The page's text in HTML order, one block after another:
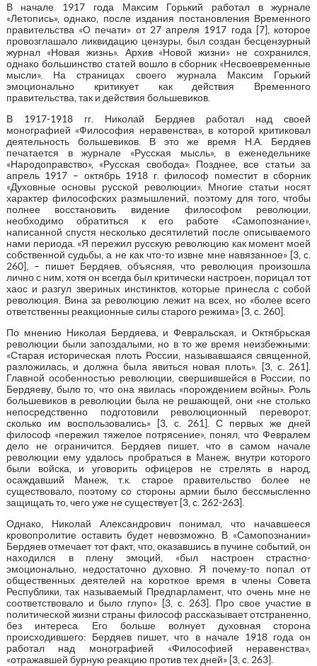
В начале 1917 года Максим Горький работал в журнале
«Летопись», однако, после издания постановления Временного
правительства «О печати» от 27 апреля 1917 года [7], которое
провозглашало ликвидацию цензуры, был создан бесцензурный
журнал «Новая жизнь». Архив «Новой жизни» не сохранился,
однако большинство статей вошло в сборник «Несвоевременные
мысли». На страницах своего журнала Максим Горький
эмоционально критикует как действия Временного
правительства, так и действия большевиков.
В 1917-1918 гг. Николай Бердяев работал над своей
монографией «Философия неравенства», в которой критиковал
деятельность большевиков. В это же время Н.А. Бердяев
печатается в журнале «Русская мысль», в еженедельнике
«Народоправство», «Русская свобода». Позднее, все статьи за
апрель 1917 – октябрь 1918 г. философ поместит в сборник
«Духовные основы русской революции». Многие статьи носят
характер философских размышлений, поэтому для того, чтобы
полнее восстановить видение философом революции,
необходимо обратиться к его работе «Самопознание»,
написанной спустя несколько десятилетий после описываемого
нами периода. «Я пережил русскую революцию как момент моей
собственной судьбы, а не как что-то извне мне навязанное» [3, c.
260], – пишет Бердяев, объясняя, что революция произошла
лично с ним, хотя он всегда был критически настроен, порицал тот
хаос и разгул звериных инстинктов, которые принесла с собой
революция. Вина за революцию лежит на всех, но «более всего
ответственны реакционные силы старого режима» [3, c. 260].
По мнению Николая Бердяева, и Февральская, и Октябрьская
революции были запоздалыми, но в то же время неизбежными:
«Старая историческая плоть России, называвшаяся священной,
разложилась, и должна была явиться новая плоть». [3, c. 261].
Главной особенностью революции, свершившейся в России, по
Бердяеву, было то, что она явилась «порождением войны». Роль
большевиков в революции была не решающей, они «не столько
непосредственно подготовили революционный переворот,
сколько им воспользовались» [3, c. 261]. С первых же дней
философ «пережил тяжелое потрясение», понял, что Февралем
дело не ограничится. Бердяев пишет, что в самом начале
революции ему удалось пробраться в Манеж, внутри которого
были войска, и уговорить офицеров не стрелять в народ,
осаждавший Манеж, т.к. старое правительство более не
существовало, поэтому со стороны армии было бессмысленно
защищать то, чего уже не существует [3, c. 262-263].
Однако, Николай Александрович понимал, что начавшееся
кровопролитие оставить будет невозможно. В «Самопознании»
Бердяев отмечает тот факт, что, оказавшись в пучине событий, он
находился в плену эмоций, «был настроен страстно-
эмоционально, недостаточно духовно. Я почему-то попал от
общественных деятелей на короткое время в члены Совета
Республики, так называемый Предпарламент, что очень мне не
соответствовало и было глупо» [3, c. 263]. Про свое участие в
политической жизни страны философ рассказывает отстраненно,
без интереса. Его больше волнует духовная сторона
происходившего: Бердяев пишет, что в начале 1918 года он
работал над монографией «Философией неравенства»,
«отражавшей бурную реакцию против тех дней» [3, c. 263].